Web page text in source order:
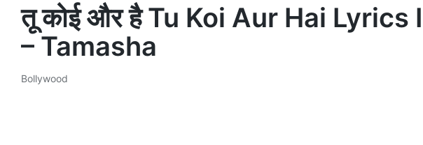
तू कोई और है Tu Koi Aur Hai Lyrics
– Tamasha
Posted
Bollywood